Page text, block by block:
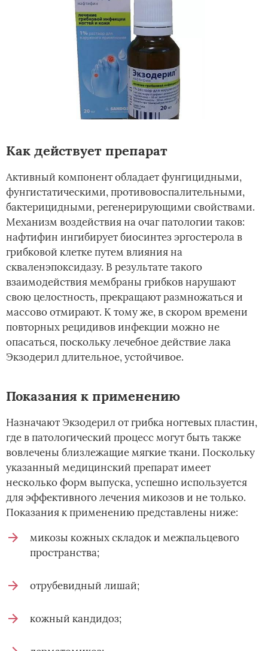
Как действует препарат
Активный компонент обладает фунгицидными,
фунгистатическими, противовоспалительными,
бактерицидными, регенерирующими свойствами.
Механизм воздействия на очаг патологии таков:
нафтифин ингибирует биосинтез эргостерола в
грибковой клетке путем влияния на
скваленэпоксидазу. В результате такого
взаимодействия мембраны грибков нарушают
свою целостность, прекращают размножаться и
массово отмирают. К тому же, в скором времени
повторных рецидивов инфекции можно не
опасаться, поскольку лечебное действие лака
Экзодерил длительное, устойчивое.
Показания к применению
Назначают Экзодерил от грибка ногтевых пластин,
где в патологический процесс могут быть также
вовлечены близлежащие мягкие ткани. Поскольку
указанный медицинский препарат имеет
несколько форм выпуска, успешно используется
для эффективного лечения микозов и не только.
Показания к применению представлены ниже:
микозы кожных складок и межпальцевого
пространства;
отрубевидный лишай;
кожный кандидоз;